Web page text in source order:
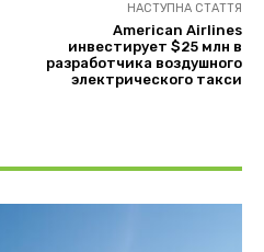
НАСТУПНА СТАТТЯ
American Airlines
инвестирует $25 млн в
разработчика воздушного
электрического такси